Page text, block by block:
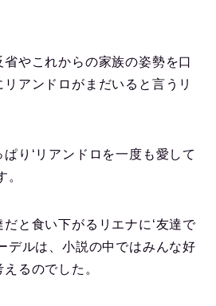
やこれからの家族の姿勢を口
アンドロがまだいると言うリ
り‘リアンドロを一度も愛して
。
と食い下がるリエナに‘友達で
デルは、小説の中ではみんな好
るのでした。